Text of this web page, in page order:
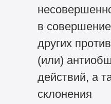
в
других
(или)
действий, а
склонения